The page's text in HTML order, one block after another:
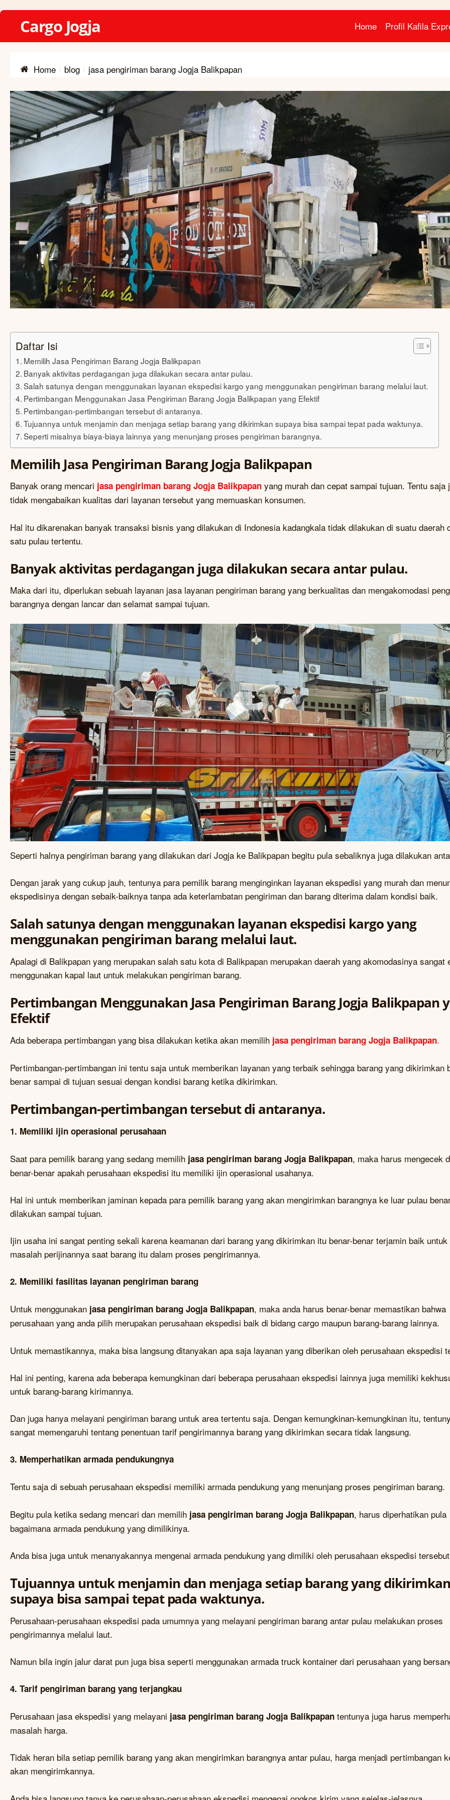
Cargo Jogja Home Profil Kafila
Home blog jasa pengiriman barang Jogja Balikpapan
Daftar Isi
Memilih Jasa Pengiriman Barang Jogja Balikpapan
Banyak aktivitas perdagangan juga dilakukan secara antar pulau.
Salah satunya dengan menggunakan layanan ekspedisi kargo yang menggunakan pengiriman barang melalui laut.
Pertimbangan Menggunakan Jasa Pengiriman Barang Jogja Balikpapan yang Efektif
Pertimbangan-pertimbangan tersebut di antaranya.
Tujuannya untuk menjamin dan menjaga setiap barang yang dikirimkan supaya bisa sampai tepat pada waktunya.
Seperti misalnya biaya-biaya lainnya yang menunjang proses pengiriman barangnya.
Memilih Jasa Pengiriman Barang Jogja Balikpapan
Banyak orang mencari jasa pengiriman barang Jogja Balikpapan yang murah dan cepat sampai tujuan. Tentu saja
tidak mengabaikan kualitas dari layanan tersebut yang memuaskan konsumen.
Hal itu dikarenakan banyak transaksi bisnis yang dilakukan di Indonesia kadangkala tidak dilakukan di suatu daerah
satu pulau tertentu.
Banyak aktivitas perdagangan juga dilakukan secara antar pulau.
Maka dari itu, diperlukan sebuah layanan jasa layanan pengiriman barang yang berkualitas dan mengakomodasi
barangnya dengan lancar dan selamat sampai tujuan.
Seperti halnya pengiriman barang yang dilakukan dari Jogja ke Balikpapan begitu pula sebaliknya juga dilakukan
Dengan jarak yang cukup jauh, tentunya para pemilik barang menginginkan layanan ekspedisi yang murah dan
ekspedisinya dengan sebaik-baiknya tanpa ada keterlambatan pengiriman dan barang diterima dalam kondisi baik.
Salah satunya dengan menggunakan layanan ekspedisi kargo yang
menggunakan pengiriman barang melalui laut.
Apalagi di Balikpapan yang merupakan salah satu kota di Balikpapan merupakan daerah yang akomodasinya sangat
menggunakan kapal laut untuk melakukan pengiriman barang.
Pertimbangan Menggunakan Jasa Pengiriman Barang Jogja Balikpapan
Efektif
Ada beberapa pertimbangan yang bisa dilakukan ketika akan memilih jasa pengiriman barang Jogja Balikpapan.
Pertimbangan-pertimbangan ini tentu saja untuk memberikan layanan yang terbaik sehingga barang yang dikirimkan
benar sampai di tujuan sesuai dengan kondisi barang ketika dikirimkan.
Pertimbangan-pertimbangan tersebut di antaranya.
1. Memiliki ijin operasional perusahaan
Saat para pemilik barang yang sedang memilih jasa pengiriman barang Jogja Balikpapan, maka harus mengecek
benar-benar apakah perusahaan ekspedisi itu memiliki ijin operasional usahanya.
Hal ini untuk memberikan jaminan kepada para pemilik barang yang akan mengirimkan barangnya ke luar pulau
dilakukan sampai tujuan.
Ijin usaha ini sangat penting sekali karena keamanan dari barang yang dikirimkan itu benar-benar terjamin baik untuk
masalah perijinannya saat barang itu dalam proses pengirimannya.
2. Memiliki fasilitas layanan pengiriman barang
Untuk menggunakan jasa pengiriman barang Jogja Balikpapan, maka anda harus benar-benar memastikan bahwa
perusahaan yang anda pilih merupakan perusahaan ekspedisi baik di bidang cargo maupun barang-barang lainnya.
Untuk memastikannya, maka bisa langsung ditanyakan apa saja layanan yang diberikan oleh perusahaan ekspedisi
Hal ini penting, karena ada beberapa kemungkinan dari beberapa perusahaan ekspedisi lainnya juga memiliki
untuk barang-barang kirimannya.
Dan juga hanya melayani pengiriman barang untuk area tertentu saja. Dengan kemungkinan-kemungkinan itu,
sangat memengaruhi tentang penentuan tarif pengirimannya barang yang dikirimkan secara tidak langsung.
3. Memperhatikan armada pendukungnya
Tentu saja di sebuah perusahaan ekspedisi memiliki armada pendukung yang menunjang proses pengiriman barang.
Begitu pula ketika sedang mencari dan memilih jasa pengiriman barang Jogja Balikpapan, harus diperhatikan pula
bagaimana armada pendukung yang dimilikinya.
Anda bisa juga untuk menanyakannya mengenai armada pendukung yang dimiliki oleh perusahaan ekspedisi
Tujuannya untuk menjamin dan menjaga setiap barang yang dikirimkan
supaya bisa sampai tepat pada waktunya.
Perusahaan-perusahaan ekspedisi pada umumnya yang melayani pengiriman barang antar pulau melakukan proses
pengirimannya melalui laut.
Namun bila ingin jalur darat pun juga bisa seperti menggunakan armada truck kontainer dari perusahaan yang
4. Tarif pengiriman barang yang terjangkau
Perusahaan jasa ekspedisi yang melayani jasa pengiriman barang Jogja Balikpapan tentunya juga harus
masalah harga.
Tidak heran bila setiap pemilik barang yang akan mengirimkan barangnya antar pulau, harga menjadi pertimbangan
akan mengirimkannya.